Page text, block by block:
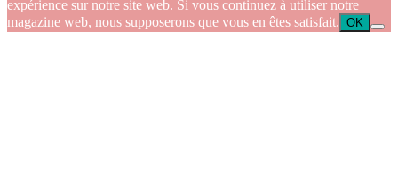
expérience sur notre site web. Si vous continuez à utiliser notre
magazine web, nous supposerons que vous en êtes satisfait. OK